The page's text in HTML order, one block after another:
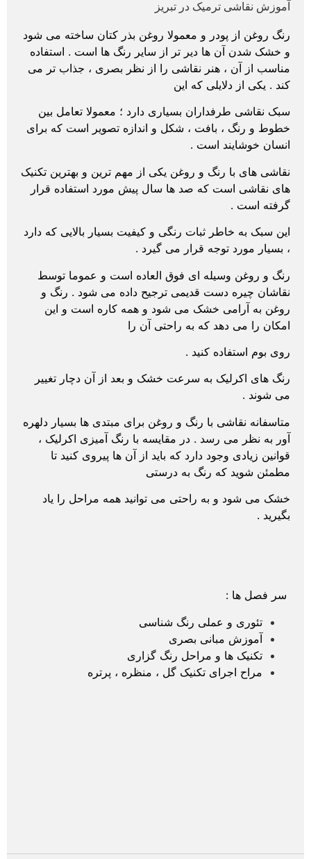
آموزش نقاشی ترمیک در تبریز
رنگ روغن از پودر و معمولا روغن بذر کتان ساخته می شود
و خشک شدن آن ها دیر تر از سایر رنگ ها است . استفاده
مناسب از آن ، هنر نقاشی را از نظر بصری ، جذاب تر می
کند . یکی از دلایلی که این
سبک نقاشی طرفداران بسیاری دارد ؛ معمولا تعامل بین
خطوط و رنگ ، بافت ، شکل و اندازه تصویر است که برای
انسان خوشایند است .
نقاشی های با رنگ و روغن یکی از مهم ترین و بهترین تکنیک
های نقاشی است که صد ها سال پیش مورد استفاده قرار
گرفته است .
این سبک به خاطر ثبات رنگی و کیفیت بسیار بالایی که دارد
، بسیار مورد توجه قرار می گیرد .
رنگ و روغن وسیله ای فوق العاده است و عموما توسط
نقاشان چیره دست قدیمی ترجیح داده می شود . رنگ و
روغن به آرامی خشک می شود و همه کاره است و این
امکان را می دهد که به راحتی آن را
روی بوم استفاده کنید .
رنگ های اکرلیک به سرعت خشک و بعد از آن دچار تغییر
می شوند .
متاسفانه نقاشی با رنگ و روغن برای مبتدی ها بسیار دلهره
آور به نظر می رسد . در مقایسه با رنگ آمیزی اکرلیک ،
قوانین زیادی وجود دارد که باید از آن ها پیروی کنید تا
مطمئن شوید که رنگ به درستی
خشک می شود و به راحتی می توانید همه مراحل را یاد
بگیرید .
سر فصل ها :
تئوری و عملی رنگ شناسی
آموزش مبانی بصری
تکنیک ها و مراحل رنگ گزاری
مراح اجرای تکنیک گل ، منظره ، پرتره